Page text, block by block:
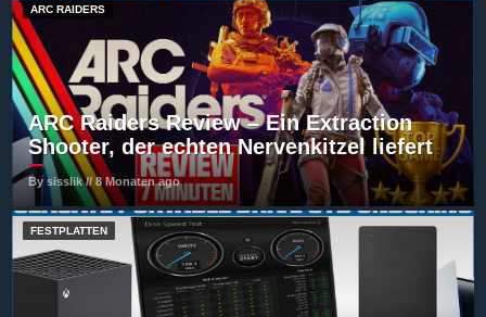
ARC RAIDERS
ARC Raiders Review – Ein Extraction
Shooter, der echten Nervenkitzel liefert
By sisslik // 8 Monaten ago
FESTPLATTEN